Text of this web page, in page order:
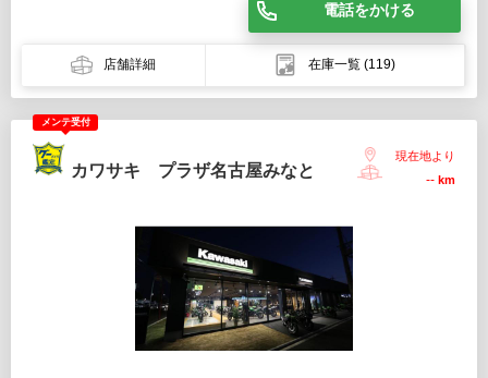
電話をかける
店舗詳細 在庫一覧 (119)
メンテ受付
カワサキ プラザ名古屋みなと
現在地より
-- km